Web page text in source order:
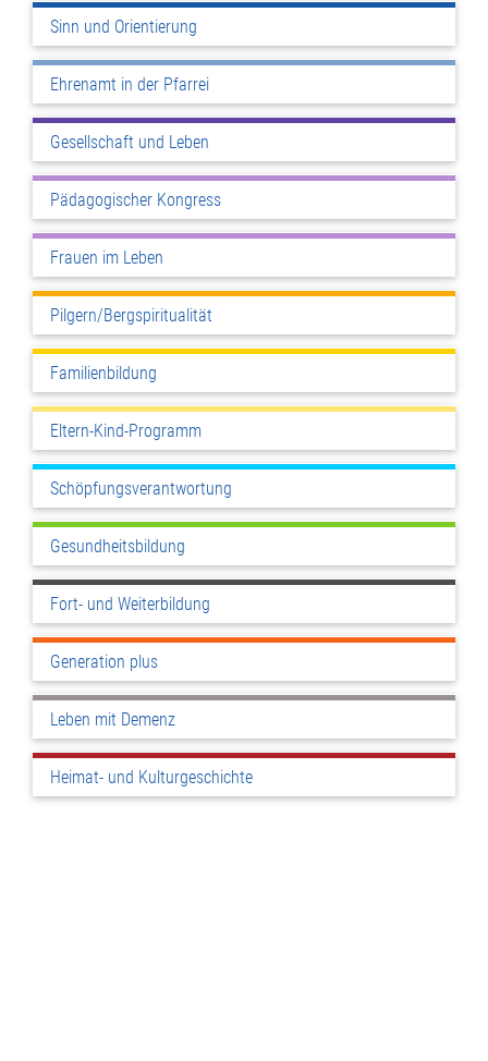
Sinn und Orientierung
Ehrenamt in der Pfarrei
Gesellschaft und Leben
Pädagogischer Kongress
Frauen im Leben
Pilgern/Bergspiritualität
Familienbildung
Eltern-Kind-Programm
Schöpfungsverantwortung
Gesundheitsbildung
Fort- und Weiterbildung
Generation plus
Leben mit Demenz
Heimat- und Kulturgeschichte